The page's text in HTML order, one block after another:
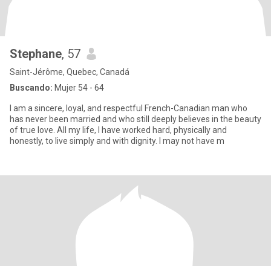
Stephane, 57
Saint-Jérôme, Quebec, Canadá
Buscando: Mujer 54 - 64
I am a sincere, loyal, and respectful French-Canadian man who
has never been married and who still deeply believes in the beauty
of true love. All my life, I have worked hard, physically and
honestly, to live simply and with dignity. I may not have m